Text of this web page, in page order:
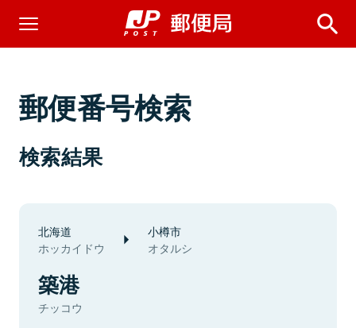
郵便番号検索
検索結果
北海道
ホッカイドウ
小樽市
オタルシ
築港
チッコウ